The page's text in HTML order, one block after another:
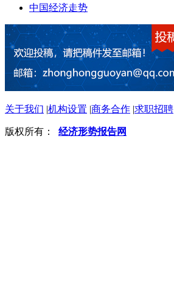
中国经济走势
关于我们 |机构设置 |商务合作 |求职招聘
版权所有： 经济形势报告网